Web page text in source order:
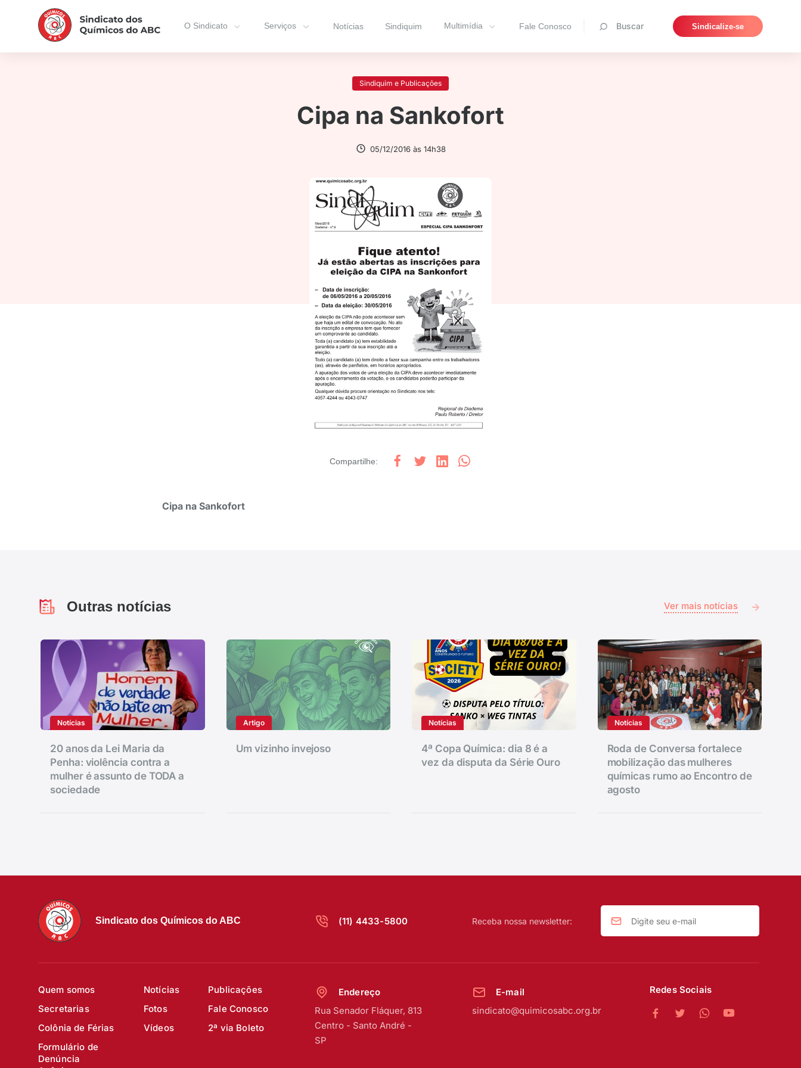
O Sindicato Serviços Notícias Sindiquim Multimídia Fale Conosco Buscar Sindicalize-se
Pesquisar
Sindiquim e Publicações
Cipa na Sankofort
05/12/2016 às 14h38
Compartilhe:
Cipa na Sankofort
Outras notícias Ver mais notícias
Notícias
20 anos da Lei Maria da
Penha: violência contra a
mulher é assunto de TODA a
sociedade
Artigo
Um vizinho invejoso
Notícias
4ª Copa Química: dia 8 é a
vez da disputa da Série Ouro
Notícias
Roda de Conversa fortalece
mobilização das mulheres
químicas rumo ao Encontro de
agosto
Sindicato dos Químicos do ABC (11) 4433-5800 Receba nossa newsletter:
Quem somos Notícias
Publicações
Secretarias
Fotos
Fale Conosco
Colônia de Férias
Vídeos
2ª via Boleto
Formulário de
Denúncia
Endereço
Rua Senador Fláquer, 813
Centro - Santo André -
SP
E-mail
sindicato@quimicosabc.org.br
Redes Sociais